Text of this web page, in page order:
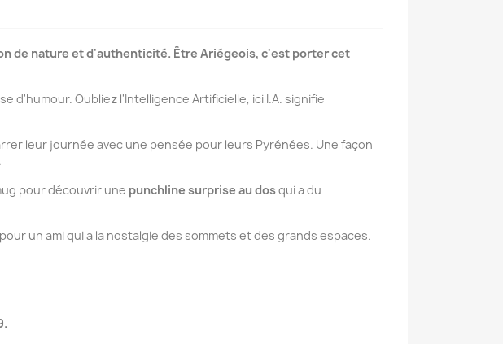
de nature et d'authenticité. Être Ariégeois, c'est porter cet
d'humour. Oubliez l'Intelligence Artificielle, ici I.A. signifie
leur journée avec une pensée pour leurs Pyrénées. Une façon
pour découvrir une punchline surprise au dosqui a du
un ami qui a la nostalgie des sommets et des grands espaces.